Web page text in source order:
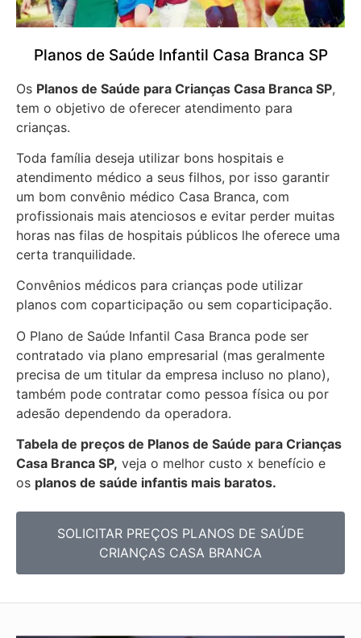
Planos de Saúde Infantil Casa Branca SP
Os Planos de Saúde para Crianças Casa Branca SP,
tem o objetivo de oferecer atendimento para
crianças.
Toda família deseja utilizar bons hospitais e
atendimento médico a seus filhos, por isso garantir
um bom convênio médico Casa Branca, com
profissionais mais atenciosos e evitar perder muitas
horas nas filas de hospitais públicos lhe oferece uma
certa tranquilidade.
Convênios médicos para crianças pode utilizar
planos com coparticipação ou sem coparticipação.
O Plano de Saúde Infantil Casa Branca pode ser
contratado via plano empresarial (mas geralmente
precisa de um titular da empresa incluso no plano),
também pode contratar como pessoa física ou por
adesão dependendo da operadora.
Tabela de preços de Planos de Saúde para Crianças
Casa Branca SP, veja o melhor custo x benefício e
os planos de saúde infantis mais baratos.
SOLICITAR PREÇOS PLANOS DE SAÚDE
CRIANÇAS CASA BRANCA